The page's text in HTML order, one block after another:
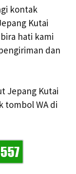
kontak
Kutai
hati kami
dan
Jepang Kutai
tombol WA di